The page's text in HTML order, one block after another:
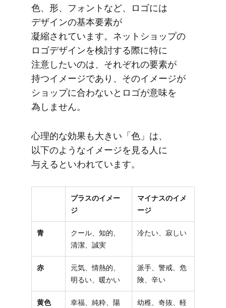
色、​形、​フォントなど、​ロゴには​
デザインの​基本要素が​
凝縮されています。​ネットショップの​
ロゴデザインを​検討する​際に​特に​
注意したいのは、​それぞれの​要素が​
持つイメージであり、​その​イメージが​
ショップに​合わないと​ロゴが​意味を​
為しません。
心理的な​効果も​大きい​「色」は、​
以下のような​イメージを​見る​人に​
与えると​いわれています。
プラスのイメー
ジ
マイナスのイメ
ージ
青
クール、知的、
清潔、誠実
冷たい、寂しい
赤
元気、情熱的、
明るい、暖かい
派手、警戒、危
険、辛い
黄色
幸福、純粋、陽
幼稚、奇抜、軽